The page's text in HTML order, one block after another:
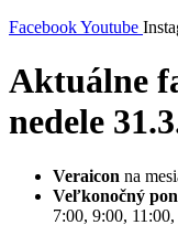
FacebookYoutube
Aktuálne
nedele
Veraicon na
Veľkonočný
7:00, 9:00,